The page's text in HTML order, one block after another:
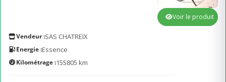
Vendeur :SAS CHATREIX
Energie :Essence
Kilométrage :155805 km
Voir le produit